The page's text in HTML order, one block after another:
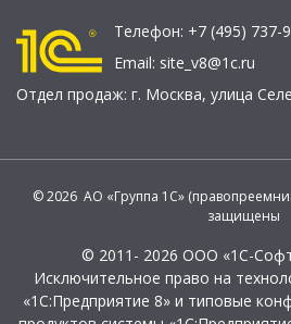
Телефон: +7 (495) 737-
Email: site_v8@1c.ru
Отдел продаж: г. Москва, улица
© 2026 АО «Группа 1С»
защищены
© 2011- 2026 ООО «1С-
Исключительное право на
«1С:Предприятие 8» и типовые